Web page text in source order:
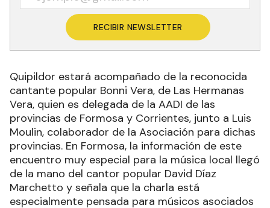
RECIBIR NEWSLETTER
Quipildor estará acompañado de la reconocida
cantante popular Bonni Vera, de Las Hermanas
Vera, quien es delegada de la AADI de las
provincias de Formosa y Corrientes, junto a Luis
Moulin, colaborador de la Asociación para dichas
provincias. En Formosa, la información de este
encuentro muy especial para la música local llegó
de la mano del cantor popular David Díaz
Marchetto y señala que la charla está
especialmente pensada para músicos asociados